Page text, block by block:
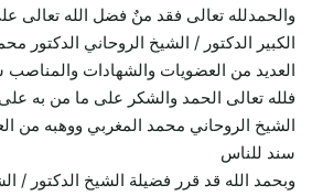
والحمدلله تعالى فقد منٌ فضل الله تعالى
الكبير الدكتور / الشيخ الروحاني الدكتور
العديد من العضويات والشهادات والمناصب
فلله تعالى الحمد والشكر على ما من به
الشيخ الروحاني محمد المغربي ووهبه من
سند للناس
وبحمد الله قد قرر فضيلة الشيخ الدكتور /